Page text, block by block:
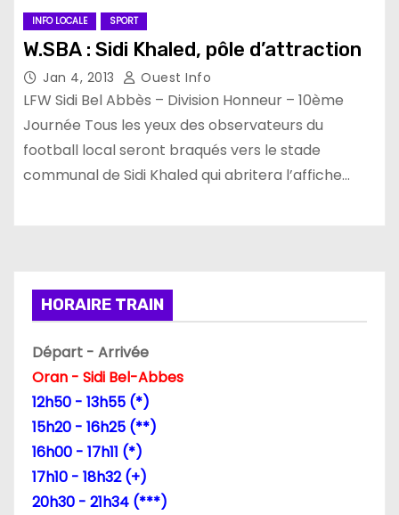
INFO LOCALE SPORT
W.SBA : Sidi Khaled, pôle d’attraction
Jan 4, 2013 Ouest Info
LFW Sidi Bel Abbès – Division Honneur – 10ème
Journée Tous les yeux des observateurs du
football local seront braqués vers le stade
communal de Sidi Khaled qui abritera l’affiche…
HORAIRE TRAIN
Départ - Arrivée
Oran - Sidi Bel-Abbes
12h50 - 13h55 (*)
15h20 - 16h25 (**)
16h00 - 17h11 (*)
17h10 - 18h32 (+)
20h30 - 21h34 (***)